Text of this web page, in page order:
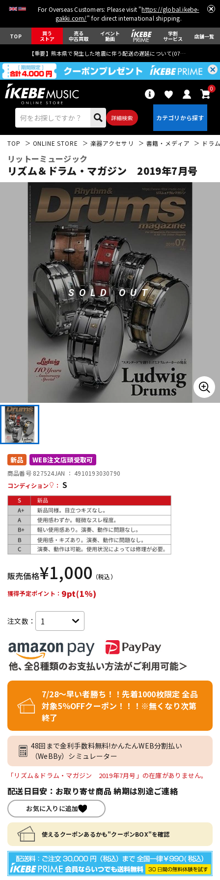
For Overseas Customers: Please visit "https://global.ikebe-
gakki.com/" for direct international shipping.
TOP 買う
ストア
売る
中古買取
イベント
動画
学割
サービス 店舗一覧
【重要】熊本県で発生した地震に伴う配送の遅延について(07月29日
詳細検索
0
エレキギター アコギ/エレアコ
ベース ウクレレ
ドラム パーカッション
キーボード 電子ピアノ
管楽器 その他楽器
アンプ エフェクター
配信/ライブ機器
中古
TOP ONLINE STORE 楽器アクセサリ 書籍・メディア ドラ
リットーミュージック
リズム＆ドラム・マガジン 2019年7月号
SOLD OUT
新品 WEB注文店頭受取可
商品番号 827524JAN ： 4910193030790
コンディション
： S
販売価格¥1,000 （税込）
獲得予定ポイント： 9pt(1%)
注文数：
7/28～早い者勝ち！！先着1000枚限定 全品
対象5％OFFクーポン！！！※無くなり次第
終了
48回まで金利手数料無料!かんたんWEB分割払い
（WeBBy）シミュレーター
「リズム＆ドラム・マガジン 2019年7月号」の在庫がありません。
配送日目安：お取り寄せ商品 納期は別途ご連絡
お気に入りに追加
使えるクーポンあるかも"クーポンBOX"を確認